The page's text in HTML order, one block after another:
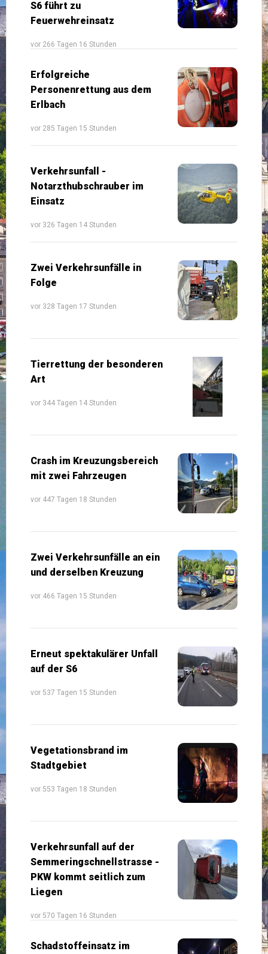
S6 führt zu
Feuerwehreinsatz
vor 266 Tagen 16 Stunden
Erfolgreiche
Personenrettung aus dem
Erlbach
vor 285 Tagen 15 Stunden
Verkehrsunfall -
Notarzthubschrauber im
Einsatz
vor 326 Tagen 14 Stunden
Zwei Verkehrsunfälle in
Folge
vor 328 Tagen 17 Stunden
Tierrettung der besonderen
Art
vor 344 Tagen 14 Stunden
Crash im Kreuzungsbereich
mit zwei Fahrzeugen
vor 447 Tagen 18 Stunden
Zwei Verkehrsunfälle an ein
und derselben Kreuzung
vor 466 Tagen 15 Stunden
Erneut spektakulärer Unfall
auf der S6
vor 537 Tagen 15 Stunden
Vegetationsbrand im
Stadtgebiet
vor 553 Tagen 18 Stunden
Verkehrsunfall auf der
Semmeringschnellstrasse -
PKW kommt seitlich zum
Liegen
vor 570 Tagen 16 Stunden
Schadstoffeinsatz im